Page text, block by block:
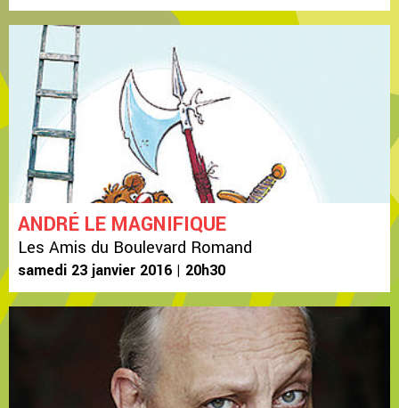
ANDRÉ LE MAGNIFIQUE
Les Amis du Boulevard Romand
samedi 23 janvier 2016 | 20h30